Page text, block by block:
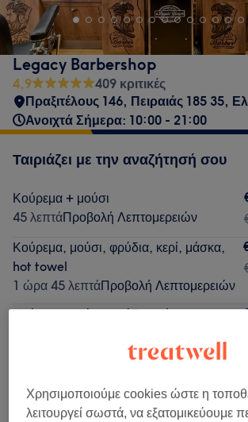
Legacy Barbershop
4,9
409 κριτικές
Πραξιτέλους 146, Πειραιάς 185 35,
Ανοιχτά Σήμερα: 10:00 - 21:00
Ταιριάζει με την αναζήτησή σου
Κούρεμα + μούσι
45 λεπτάΠροβολή Λεπτομερειών
Κούρεμα, μούσι, φρύδια, κερί, μάσκα,
hot towel
1 ώρα 45 λεπτάΠροβολή Λεπτομερειών
Κούρεμα, μούσι, φρύδια, μάσκα
Αναζήτηση υπηρεσιών
Χρησιμοποιούμε cookies ώστε η
λειτουργεί σωστά, να εξατομικεύουμε